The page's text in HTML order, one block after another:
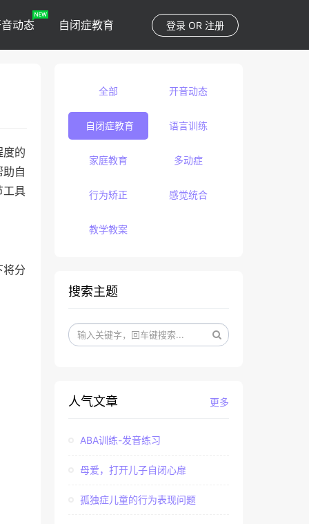
登录 OR 注册
动态 自闭症教育
度的
自
工具
将分
全部 开音动态
自闭症教育 语言训练
家庭教育 多动症
行为矫正 感觉统合
教学教案
搜索主题
更多
人气文章
ABA训练-发音练习
母爱，打开儿子自闭心扉
孤独症儿童的行为表现问题